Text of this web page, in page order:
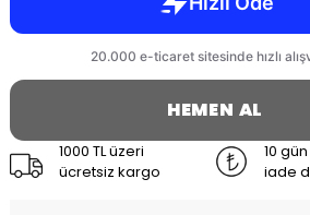
HEMEN AL
1000 TL üzeri
ücretsiz kargo
10
iade